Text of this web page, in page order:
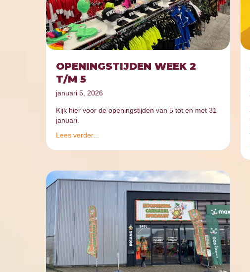
OPENINGSTIJDEN WEEK 2
T/M 5
januari 5, 2026
Kijk hier voor de openingstijden van 5 tot en met 31
januari.
Lees verder...